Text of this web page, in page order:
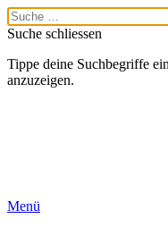
Suche schliessen
Tippe deine Suchbegriffe
anzuzeigen.
Menü